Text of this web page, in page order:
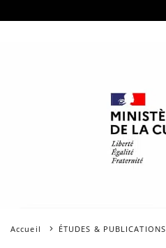
Accueil ÉTUDES & PUBLICATIONS